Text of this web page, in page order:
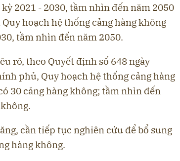
2021 - 2030, tầm nhìn đến năm 2050
hoạch hệ thống cảng hàng không
tầm nhìn đến năm 2050.
rõ, theo Quyết định số 648 ngày
phủ, Quy hoạch hệ thống cảng hàng
30 cảng hàng không; tầm nhìn đến
cần tiếp tục nghiên cứu để bổ sung
hàng không.